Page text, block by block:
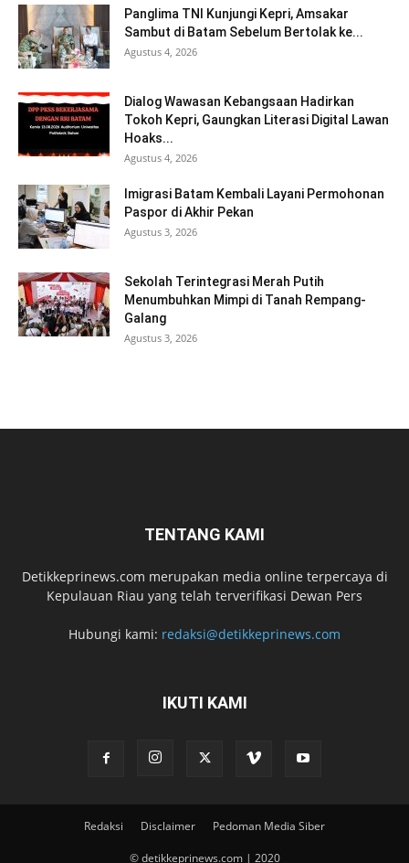
Panglima TNI Kunjungi Kepri, Amsakar
Sambut di Batam Sebelum Bertolak ke...
Agustus 4, 2026
Dialog Wawasan Kebangsaan Hadirkan
Tokoh Kepri, Gaungkan Literasi Digital Lawan
Hoaks...
Agustus 4, 2026
Imigrasi Batam Kembali Layani Permohonan
Paspor di Akhir Pekan
Agustus 3, 2026
Sekolah Terintegrasi Merah Putih
Menumbuhkan Mimpi di Tanah Rempang-
Galang
Agustus 3, 2026
TENTANG KAMI
Detikkeprinews.com merupakan media online terpercaya di
Kepulauan Riau yang telah terverifikasi Dewan Pers
Hubungi kami: redaksi@detikkeprinews.com
IKUTI KAMI
Redaksi Disclaimer Pedoman Media Siber
© detikkeprinews.com | 2020